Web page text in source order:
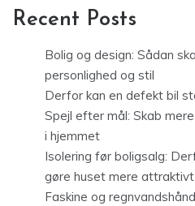
Recent Posts
Bolig og design: Sådan
personlighed og stil
Derfor kan en defekt bil
Spejl efter mål: Skab
i hjemmet
Isolering før boligsalg:
gøre huset mere attraktivt
Faskine og